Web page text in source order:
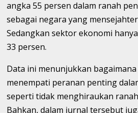
angka 55 persen dalam ranah
sebagai negara yang
Sedangkan sektor ekonomi
33 persen.
Data ini menunjukkan
menempati peranan penting
seperti tidak menghiraukan
Bahkan, dalam jurnal tersebut